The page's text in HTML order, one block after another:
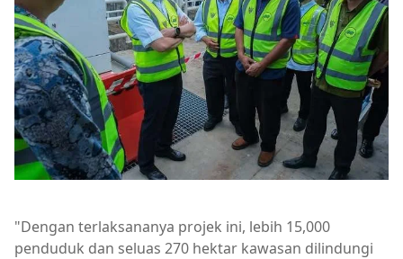
"Dengan terlaksananya projek ini, lebih 15,000
penduduk dan seluas 270 hektar kawasan dilindungi